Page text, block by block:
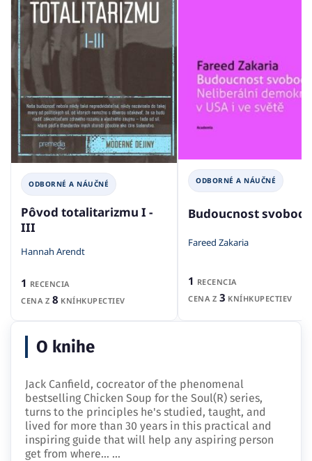
ODBORNÉ A NÁUČNÉ
Pôvod totalitarizmu I -
III
Hannah Arendt
1 RECENCIA
CENA Z 8 KNÍHKUPECTIEV
ODBORNÉ A NÁUČNÉ
Budoucnost svobody
Fareed Zakaria
1 RECENCIA
CENA Z 3 KNÍHKUPECTIEV
O knihe
Jack Canfield, cocreator of the phenomenal
bestselling Chicken Soup for the Soul(R) series,
turns to the principles he's studied, taught, and
lived for more than 30 years in this practical and
inspiring guide that will help any aspiring person
get from where… ...